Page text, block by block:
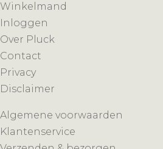
Winkelmand
Inloggen
Over Pluck
Contact
Privacy
Disclaimer
Algemene voorwaarden
Klantenservice